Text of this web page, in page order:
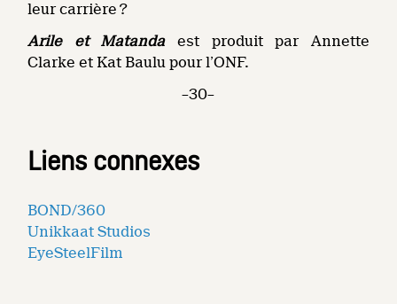
leur carrière ?
Arile et Matanda est produit par Annette
Clarke et Kat Baulu pour l’ONF.
–30–
Liens connexes
BOND/360
Unikkaat Studios
EyeSteelFilm